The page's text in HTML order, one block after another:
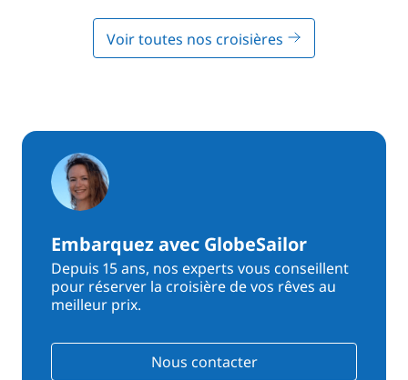
Voir toutes nos croisières
Embarquez avec GlobeSailor
Depuis 15 ans, nos experts vous conseillent
pour réserver la croisière de vos rêves au
meilleur prix.
Nous contacter